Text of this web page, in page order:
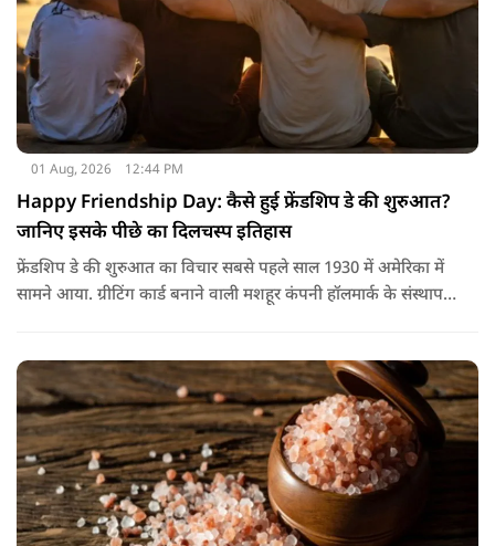
01 Aug, 2026 12:44 PM
Happy Friendship Day: कैसे हुई फ्रेंडशिप डे की शुरुआत?
जानिए इसके पीछे का दिलचस्प इतिहास
फ्रेंडशिप डे की शुरुआत का विचार सबसे पहले साल 1930 में अमेरिका में
सामने आया. ग्रीटिंग कार्ड बनाने वाली मशहूर कंपनी हॉलमार्क के संस्थापक